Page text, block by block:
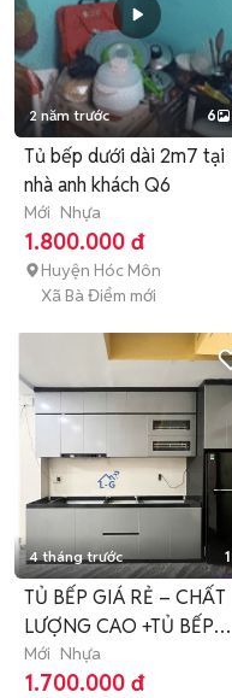
2 năm trước 6
Tủ bếp dưới dài 2m7 tại
nhà anh khách Q6
Mới Nhựa
1.800.000 đ
Huyện Hóc Môn
Xã Bà Điểm mới
4 tháng trước 1
TỦ BẾP GIÁ RẺ – CHẤT
LƯỢNG CAO +TỦ BẾP
+TỦ BẾP +
Mới Nhựa
1.700.000 đ